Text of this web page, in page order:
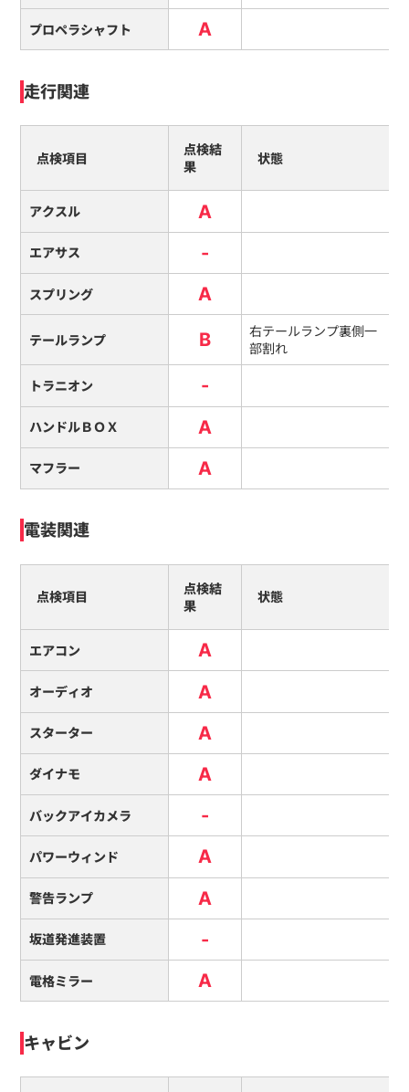
プロペラシャフト A
走行関連
点検項目
点検結
果
状態
アクスル A
エアサス -
スプリング A
テールランプ B
右テールランプ裏側一
部割れ
トラニオン -
ハンドルＢＯＸ A
マフラー A
電装関連
点検項目
点検結
果
状態
エアコン A
オーディオ A
スターター A
ダイナモ A
バックアイカメラ -
パワーウィンド A
警告ランプ A
坂道発進装置 -
電格ミラー A
キャビン